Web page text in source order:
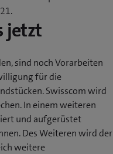
jetzt
sind noch Vorarbeiten
für die
Swisscom wird
In einem weiteren
und aufgerüstet
Des Weiteren wird der
weitere